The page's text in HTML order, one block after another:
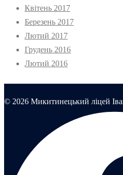
Квітень 2017
Березень 2017
Лютий 2017
Грудень 2016
Лютий 2016
© 2026 Микитинецький ліцей